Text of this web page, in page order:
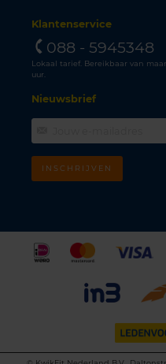
Klantenservice
088 - 5945348
Lokaal tarief. Bereikbaar van
uur.
Nieuwsbrief
INSCHRIJVEN